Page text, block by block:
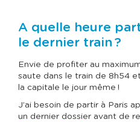
A quelle heure
le dernier train ?
Envie de profiter au
saute dans le train de 8h54
la capitale le jour même !
J’ai besoin de partir à Paris
un dernier dossier avant de